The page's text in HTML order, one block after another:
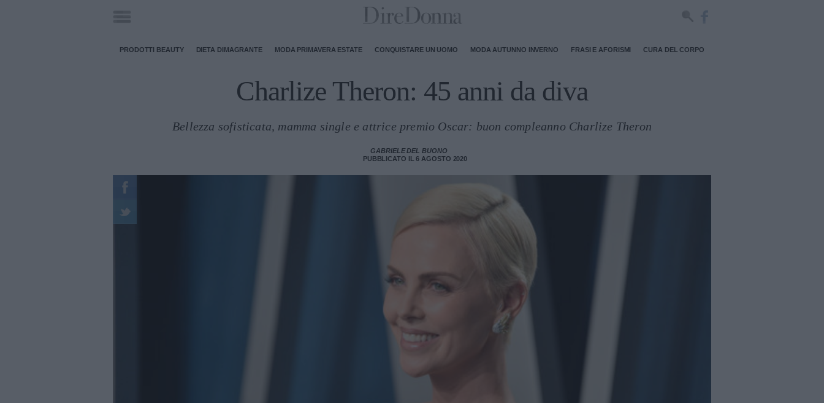
PRODOTTI BEAUTY DIETA DIMAGRANTE MODA PRIMAVERA ESTATE CONQUISTARE UN UOMO MODA AUTUNNO INVERNO FRASI E AFORISMI CURA DEL CORPO
Charlize Theron: 45 anni da diva
Bellezza sofisticata, mamma single e attrice premio Oscar: buon compleanno Charlize Theron
GABRIELE DEL BUONO
PUBBLICATO IL 6 AGOSTO 2020